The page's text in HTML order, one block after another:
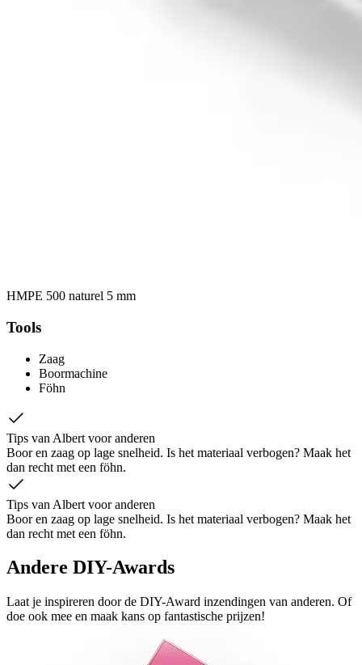
HMPE 500 naturel 5 mm
Tools
Zaag
Boormachine
Föhn
Tips van Albert voor anderen
Boor en zaag op lage snelheid. Is het materiaal verbogen? Maak het
dan recht met een föhn.
Tips van Albert voor anderen
Boor en zaag op lage snelheid. Is het materiaal verbogen? Maak het
dan recht met een föhn.
Andere DIY-Awards
Laat je inspireren door de DIY-Award inzendingen van anderen. Of
doe ook mee en maak kans op fantastische prijzen!